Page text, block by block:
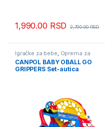
1,990.00 RSD 2,790.00RSD
Igračke za bebe Oprema za
bebe i decu
CANPOL BABY OBALL GO
GRIPPERS Set-autica